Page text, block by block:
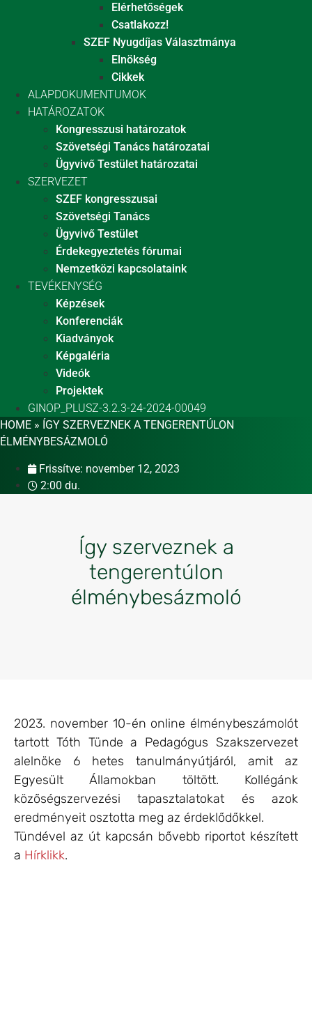
Elérhetőségek
Csatlakozz!
SZEF Nyugdíjas Választmánya
Elnökség
Cikkek
ALAPDOKUMENTUMOK
HATÁROZATOK
Kongresszusi határozatok
Szövetségi Tanács határozatai
Ügyvivő Testület határozatai
SZERVEZET
SZEF kongresszusai
Szövetségi Tanács
Ügyvivő Testület
Érdekegyeztetés fórumai
Nemzetközi kapcsolataink
TEVÉKENYSÉG
Képzések
Konferenciák
Kiadványok
Képgaléria
Videók
Projektek
GINOP_PLUSZ-3.2.3-24-2024-00049
HOME » ÍGY SZERVEZNEK A TENGERENTÚLON
ÉLMÉNYBESÁZMOLÓ
Frissítve: november 12, 2023
2:00 du.
Így szerveznek a
tengerentúlon
élménybesázmoló
2023. november 10-én online élménybeszámolót
tartott Tóth Tünde a Pedagógus Szakszervezet
alelnöke 6 hetes tanulmányútjáról, amit az
Egyesült Államokban töltött. Kollégánk
közőségszervezési tapasztalatokat és azok
eredményeit osztotta meg az érdeklődőkkel.
Tündével az út kapcsán bővebb riportot készített
a Hírklikk.